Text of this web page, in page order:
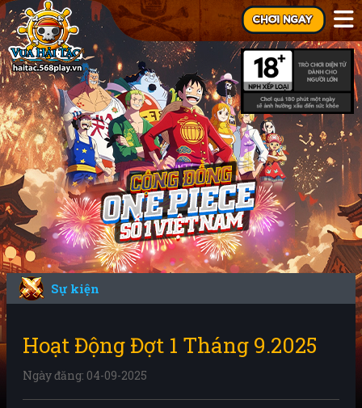
Sự kiện
Hoạt Động Đợt 1 Tháng 9.2025
Ngày đăng: 04-09-2025